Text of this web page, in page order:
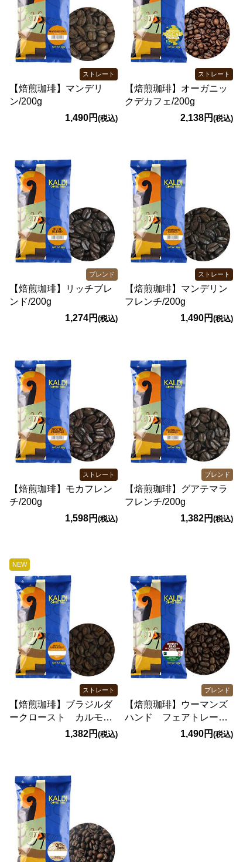
ストレート
【焙煎珈琲】マンデリ
ン/200g
1,490円(税込)
ストレート
【焙煎珈琲】オーガニッ
クデカフェ/200g
2,138円 (税込)
ブレンド
【焙煎珈琲】リッチブレ
ンド/200g
1,274円(税込)
ストレート
【焙煎珈琲】マンデリン
フレンチ/200g
1,490円 (税込)
ストレート
【焙煎珈琲】モカフレン
チ/200g
1,598円(税込)
ブレンド
【焙煎珈琲】グアテマラ
フレンチ/200g
1,382円 (税込)
NEW
ストレート
【焙煎珈琲】ブラジルダ
ークロースト カルモデ
ミナス地区/200g1,382円(税込)
ブレンド
【焙煎珈琲】ウーマンズ
ハンド フェアトレード
ブレンド ダークロース
1,490円 (税込)